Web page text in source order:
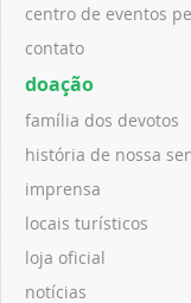
centro de eventos
contato
doação
família dos devotos
história de nossa
imprensa
locais turísticos
loja oficial
notícias